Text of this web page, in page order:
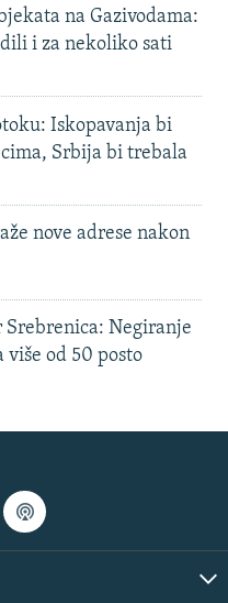
na Gazivodama:
i za nekoliko sati
Iskopavanja bi
Srbija bi trebala
nove adrese nakon
Negiranje
više od 50 posto